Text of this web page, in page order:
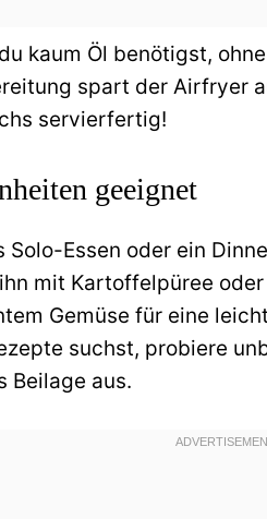
kaum Öl benötigst,
spart der Airfryer
servierfertig!
geeignet
Solo-Essen oder ein
mit Kartoffelpüree
Gemüse für eine
suchst, probiere
Beilage aus.